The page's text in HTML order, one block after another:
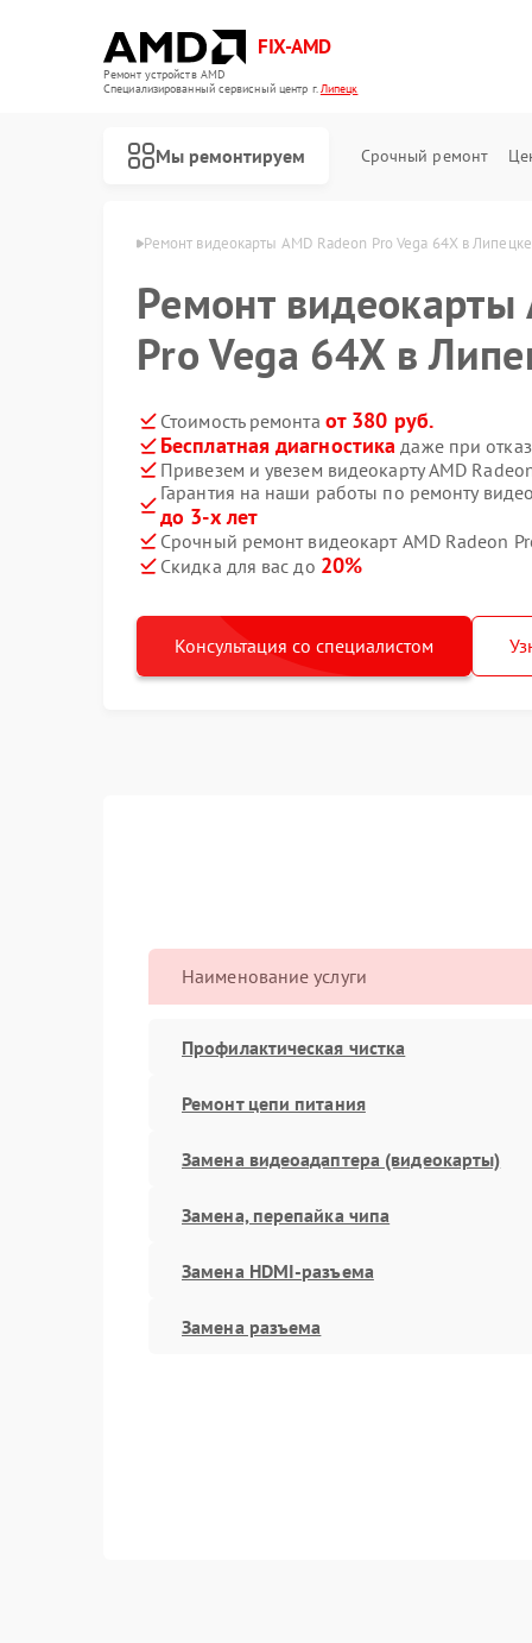
FIX-AMD
Ремонт устройств AMD
Специализированный cервисный центр г.Липецк
Мы ремонтируем Срочный ремонт
Ремонт видеокарты AMD Radeon Pro Vega 64X в Липецке
Ремонт видеокарты
Pro Vega 64X в
Стоимость ремонта от 380 руб.
Бесплатная диагностика даже при
Привезем и увезем видеокарту AMD
Гарантия на наши работы по ремонту
до 3-х лет
Срочный ремонт видеокарт AMD Radeon
Скидка для вас до 20%
Консультация со специалистом
Наименование услуги
Профилактическая чистка
Ремонт цепи питания
Замена видеоадаптера (видеокарты)
Замена, перепайка чипа
Замена HDMI-разъема
Замена разъема